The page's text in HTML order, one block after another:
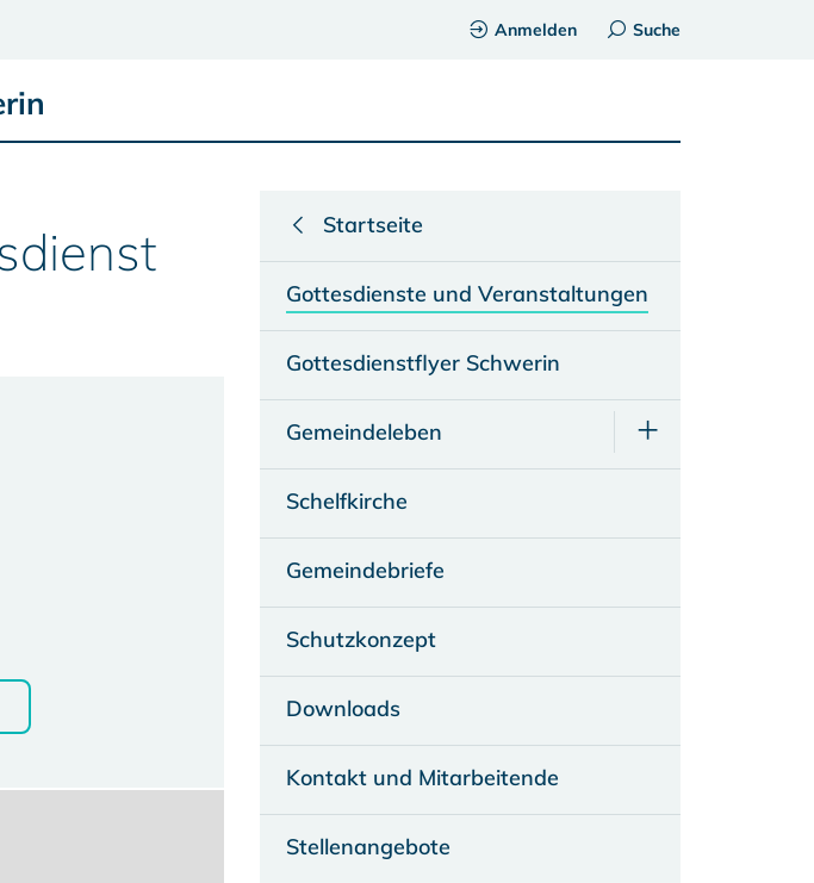
Anmelden Suche
Startseite
Gottesdienste und Veranstaltungen
Gottesdienstflyer Schwerin
Gemeindeleben
Schelfkirche
Gemeindebriefe
Schutzkonzept
Downloads
Kontakt und Mitarbeitende
Stellenangebote